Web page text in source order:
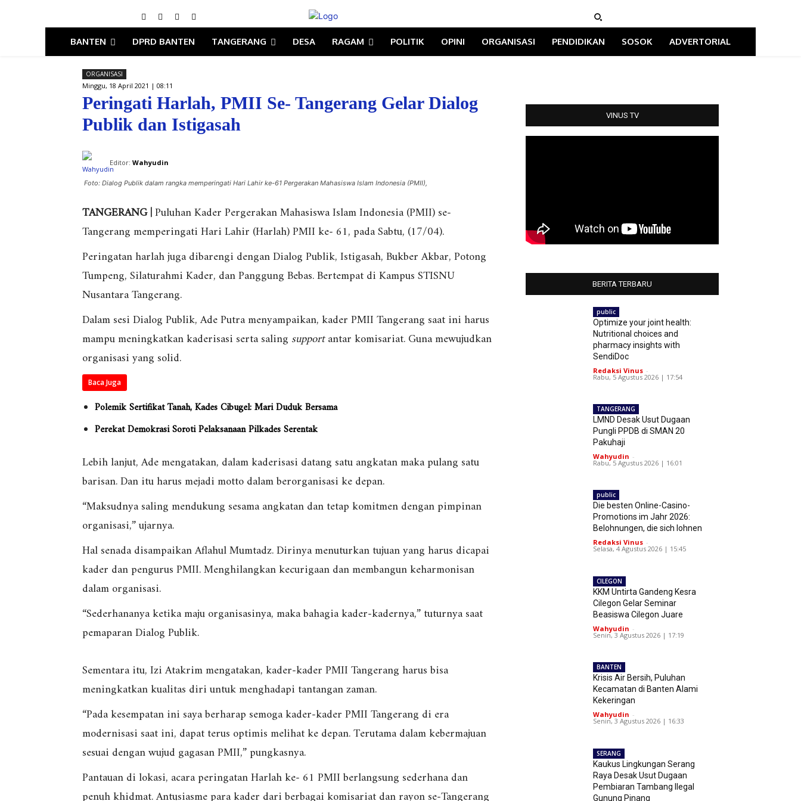
BANTEN DPRD BANTEN TANGERANG DESA RAGAM POLITIK OPINI ORGANISASI PENDIDIKAN SOSOK ADVERTORIAL
ORGANISASI
Minggu, 18 April 2021 | 08:11
Peringati Harlah, PMII Se- Tangerang Gelar Dialog
Publik dan Istigasah
Editor: Wahyudin
Foto: Dialog Publik dalam rangka memperingati Hari Lahir ke-61 Pergerakan Mahasiswa Islam Indonesia (PMII),
TANGERANG |Puluhan Kader Pergerakan Mahasiswa Islam Indonesia (PMII) se-
Tangerang memperingati Hari Lahir (Harlah) PMII ke- 61, pada Sabtu, (17/04).
Peringatan harlah juga dibarengi dengan Dialog Publik, Istigasah, Bukber Akbar, Potong
Tumpeng, Silaturahmi Kader, dan Panggung Bebas. Bertempat di Kampus STISNU
Nusantara Tangerang.
Dalam sesi Dialog Publik, Ade Putra menyampaikan, kader PMII Tangerang saat ini harus
mampu meningkatkan kaderisasi serta saling supportantar komisariat. Guna mewujudkan
organisasi yang solid.
Baca Juga
Polemik Sertifikat Tanah, Kades Cibugel: Mari Duduk Bersama
Perekat Demokrasi Soroti Pelaksanaan Pilkades Serentak
Lebih lanjut, Ade mengatakan, dalam kaderisasi datang satu angkatan maka pulang satu
barisan. Dan itu harus mejadi motto dalam berorganisasi ke depan.
“Maksudnya saling mendukung sesama angkatan dan tetap komitmen dengan pimpinan
organisasi,” ujarnya.
Hal senada disampaikan Aflahul Mumtadz. Dirinya menuturkan tujuan yang harus dicapai
kader dan pengurus PMII. Menghilangkan kecurigaan dan membangun keharmonisan
dalam organisasi.
“Sederhananya ketika maju organisasinya, maka bahagia kader-kadernya,” tuturnya saat
pemaparan Dialog Publik.
Sementara itu, Izi Atakrim mengatakan, kader-kader PMII Tangerang harus bisa
meningkatkan kualitas diri untuk menghadapi tantangan zaman.
“Pada kesempatan ini saya berharap semoga kader-kader PMII Tangerang di era
modernisasi saat ini, dapat terus optimis melihat ke depan. Terutama dalam kebermajuan
sesuai dengan wujud gagasan PMII,” pungkasnya.
Pantauan di lokasi, acara peringatan Harlah ke- 61 PMII berlangsung sederhana dan
VINUS TV
BERITA TERBARU
public
Optimize your joint health:
Nutritional choices and
pharmacy insights with
SendiDoc
Redaksi Vinus -
Rabu, 5 Agustus 2026 | 17:54
TANGERANG
LMND Desak Usut Dugaan
Pungli PPDB di SMAN 20
Pakuhaji
Wahyudin -
Rabu, 5 Agustus 2026 | 16:01
public
Die besten Online-Casino-
Promotions im Jahr 2026:
Belohnungen, die sich lohnen
Redaksi Vinus -
Selasa, 4 Agustus 2026 | 15:45
CILEGON
KKM Untirta Gandeng Kesra
Cilegon Gelar Seminar
Beasiswa Cilegon Juare
Wahyudin -
Senin, 3 Agustus 2026 | 17:19
BANTEN
Krisis Air Bersih, Puluhan
Kecamatan di Banten Alami
Kekeringan
Wahyudin -
Senin, 3 Agustus 2026 | 16:33
SERANG
Kaukus Lingkungan Serang
Raya Desak Usut Dugaan
Pembiaran Tambang Ilegal
Gunung Pinang